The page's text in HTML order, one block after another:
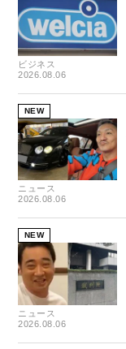
ビジネス
2026.08.06
NEW
ニュース
2026.08.06
NEW
ニュース
2026.08.06